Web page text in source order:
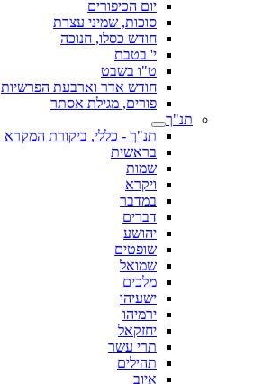
יום הכיפורים
סוכות, שמיני עצרת
חודש כסלו, חנוכה
י' בטבת
ט"ו בשבט
חודש אדר וארבעת הפרשיות
פורים, מגילת אסתר
תנ"ך
תנ"ך - כללי, ביקורת המקרא
בראשית
שמות
ויקרא
במדבר
דברים
יהושע
שופטים
שמואל
מלכים
ישעיהו
ירמיהו
יחזקאל
תרי עשר
תהילים
איוב